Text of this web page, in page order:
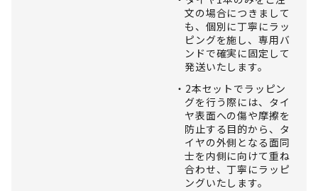
文の場合につきまして
も、個別に丁寧にラッ
ピングを施し、専用バ
ンドで確実に固定して
発送いたします。
2本セットでラッピン
グを行う際には、タイ
ヤ表面への傷や摩擦を
防止する目的から、タ
イヤの外側となる面同
士を内側に向けて重ね
合わせ、丁寧にラッピ
ングいたします。